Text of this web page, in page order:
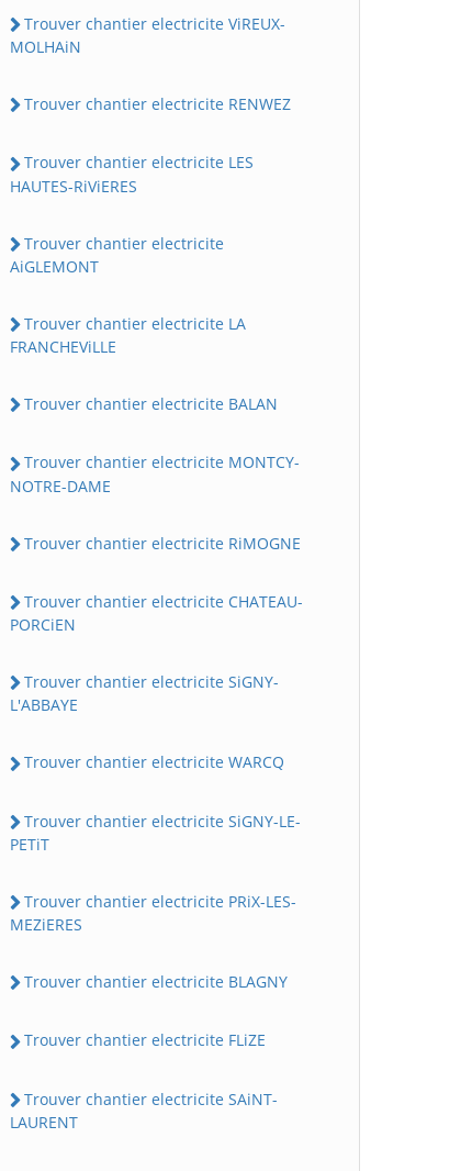
Trouver chantier electricite ViREUX-
MOLHAiN
Trouver chantier electricite RENWEZ
Trouver chantier electricite LES
HAUTES-RiViERES
Trouver chantier electricite
AiGLEMONT
Trouver chantier electricite LA
FRANCHEViLLE
Trouver chantier electricite BALAN
Trouver chantier electricite MONTCY-
NOTRE-DAME
Trouver chantier electricite RiMOGNE
Trouver chantier electricite CHATEAU-
PORCiEN
Trouver chantier electricite SiGNY-
L'ABBAYE
Trouver chantier electricite WARCQ
Trouver chantier electricite SiGNY-LE-
PETiT
Trouver chantier electricite PRiX-LES-
MEZiERES
Trouver chantier electricite BLAGNY
Trouver chantier electricite FLiZE
Trouver chantier electricite SAiNT-
LAURENT